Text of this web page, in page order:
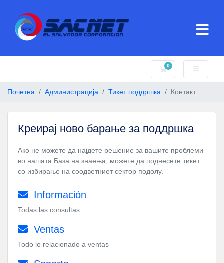
0
Потрошувачка
Почетна Администрација Тикет поддршка Контакт
Креирај ново барање за поддршка
Ако не можете да најдете решение за вашите проблеми
во нашата База на знаења, можете да поднесете тикет
со избирање на соодветниот сектор подолу.
Información
Todas las consultas
Ventas
Todo lo relacionado a ventas